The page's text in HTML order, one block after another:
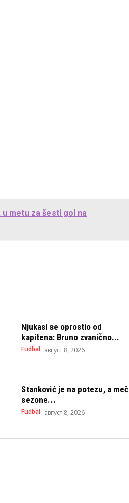
metu za šesti gol na
Njukasl se oprostio od
kapitena: Bruno zvanično...
Fudbal август 8, 2026
Stanković je na potezu, a meč
sezone...
Fudbal август 8, 2026